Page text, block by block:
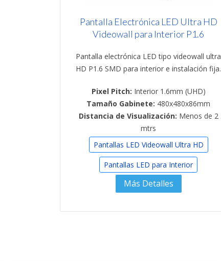
Pantalla Electrónica LED Ultra HD
Videowall para Interior P1.6
Pantalla electrónica LED tipo videowall ultra
HD P1.6 SMD para interior e instalación fija.
Pixel Pitch: Interior 1.6mm (UHD)
Tamaño Gabinete: 480x480x86mm
Distancia de Visualización: Menos de 2
mtrs
Pantallas LED Videowall Ultra HD
Pantallas LED para Interior
Más Detalles